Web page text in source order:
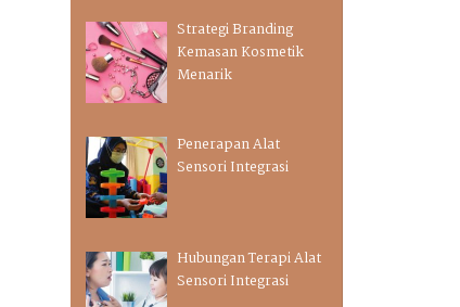
Strategi Branding
Kemasan Kosmetik
Menarik
Penerapan Alat
Sensori Integrasi
Hubungan Terapi Alat
Sensori Integrasi